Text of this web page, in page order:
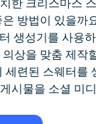
한 크리스마스
방법이 있을까
생성기를 사용
상을 맞춤 제작
련된 스웨터를
게시물을 소셜 미